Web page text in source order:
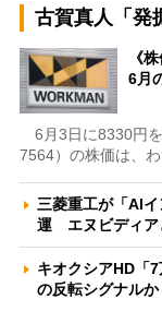
古賀真人「発
《
6月
6月3日に8330円を
7564）の株価は、
三菱重工が「AI
運 エヌビディ
キオクシアHD「
の反転シグナル